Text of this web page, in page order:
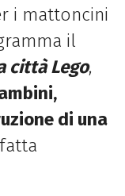
i mattoncini
il
città Lego,
di una